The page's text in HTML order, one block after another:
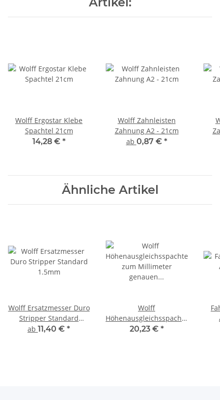
Wolff Ergostar Klebe
Spachtel 21cm
14,28 € *
Wolff Zahnleisten
Zahnung A2 - 21cm
ab 0,87 € *
Ähnliche Artikel
Wolff Ersatzmesser Duro
Stripper Standard
1.5mm
ab 11,40 € *
Wolff
Höhenausgleichsspachtel
zum Millimeter genauen
20,23 € *